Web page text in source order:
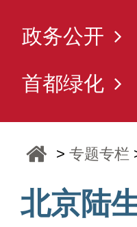
政务公开
首都绿化
>专题专栏
北京陆